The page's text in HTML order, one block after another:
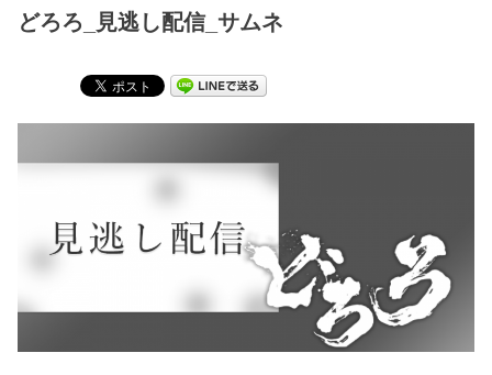
どろろ_見逃し配信_サムネ